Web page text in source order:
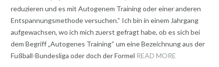
reduzieren und es mit Autogenem Training oder einer anderen
Entspannungsmethode versuchen.“ Ich bin in einem Jahrgang
aufgewachsen, wo ich mich zuerst gefragt habe, ob es sich bei
dem Begriff „Autogenes Training“ um eine Bezeichnung aus der
Fußball-Bundesliga oder doch der Formel READ MORE